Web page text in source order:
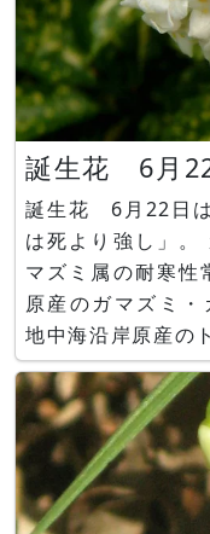
誕生花 6月
誕生花 6月22日は
は死より強し」。 ガマズミは、レンプクソウ科ガ
マズミ属の耐寒性常緑灌木
原産のガマズミ・
地中海沿岸原産の
■かぎけん花
db.com